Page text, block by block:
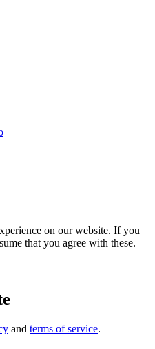
on our website. If you
that you agree with these.
and terms of service.